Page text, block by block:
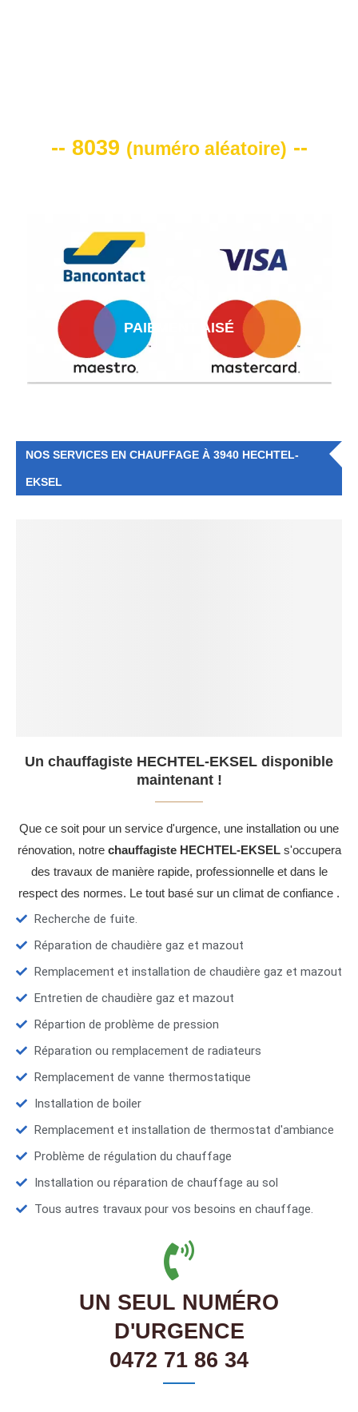
-- 8039 (numéro aléatoire) --
PAIEMENT AISÉ
NOS SERVICES EN CHAUFFAGE À 3940 HECHTEL-
EKSEL
Un chauffagiste HECHTEL-EKSEL disponible
maintenant !
Que ce soit pour un service d'urgence, une installation ou une
rénovation, notre chauffagiste HECHTEL-EKSELs'occupera
des travaux de manière rapide, professionnelle et dans le
respect des normes. Le tout basé sur un climat de confiance .
Recherche de fuite.
Réparation de chaudière gaz et mazout
Remplacement et installation de chaudière gaz et mazout
Entretien de chaudière gaz et mazout
Répartion de problème de pression
Réparation ou remplacement de radiateurs
Remplacement de vanne thermostatique
Installation de boiler
Remplacement et installation de thermostat d'ambiance
Problème de régulation du chauffage
Installation ou réparation de chauffage au sol
Tous autres travaux pour vos besoins en chauffage.
UN SEUL NUMÉRO
D'URGENCE
0472 71 86 34